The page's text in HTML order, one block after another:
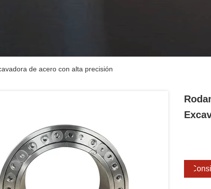
de acero con alta precisión